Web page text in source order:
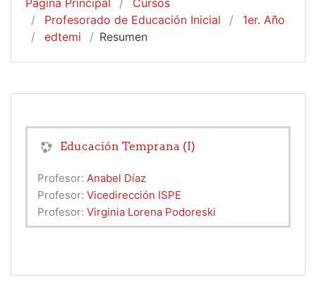
Página Principal
Cursos
Profesorado de Educación Inicial
1er. Año
edtemi
Resumen
Educación Temprana (I)
Profesor: Anabel Díaz
Profesor: Vicedirección ISPE
Profesor: Virginia Lorena Podoreski